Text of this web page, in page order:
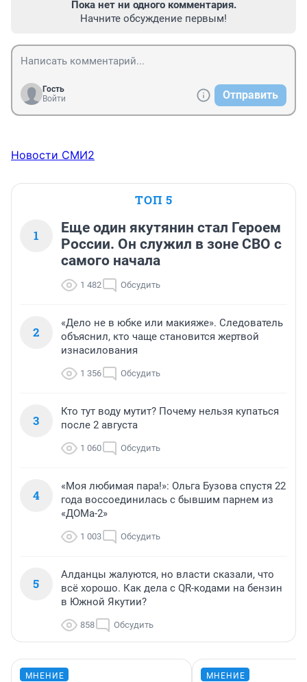
Пока нет ни одного комментария.
Начните обсуждение первым!
Гость
Войти
Отправить
Новости СМИ2
ТОП 5
1
Еще один якутянин стал Героем
России. Он служил в зоне СВО с
самого начала
1 482 Обсудить
2
«Дело не в юбке или макияже». Следователь
объяснил, кто чаще становится жертвой
изнасилования
1 356 Обсудить
3
Кто тут воду мутит? Почему нельзя купаться
после 2 августа
1 060 Обсудить
4
«Моя любимая пара!»: Ольга Бузова спустя 22
года воссоединилась с бывшим парнем из
«ДОМа-2»
1 003 Обсудить
5
Алданцы жалуются, но власти сказали, что
всё хорошо. Как дела с QR-кодами на бензин
в Южной Якутии?
858 Обсудить
МНЕНИЕ МНЕНИЕ